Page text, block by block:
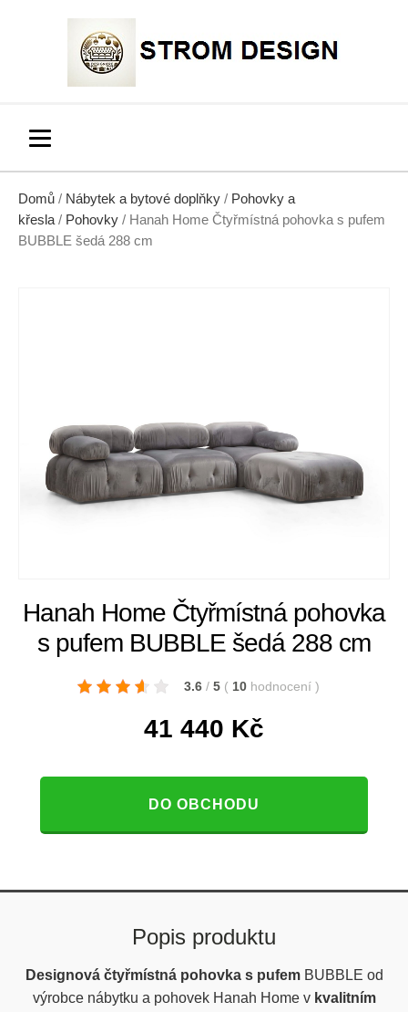
Domů / Nábytek a bytové doplňky / Pohovky a
křesla / Pohovky / Hanah Home Čtyřmístná pohovka s pufem
BUBBLE šedá 288 cm
Hanah Home Čtyřmístná pohovka
s pufem BUBBLE šedá 288 cm
3.6 / 5 ( 10 hodnocení )
41 440 Kč
DO OBCHODU
Popis produktu
Designová čtyřmístná pohovka s pufemBUBBLE od
výrobce nábytku a pohovek Hanah Home v kvalitním